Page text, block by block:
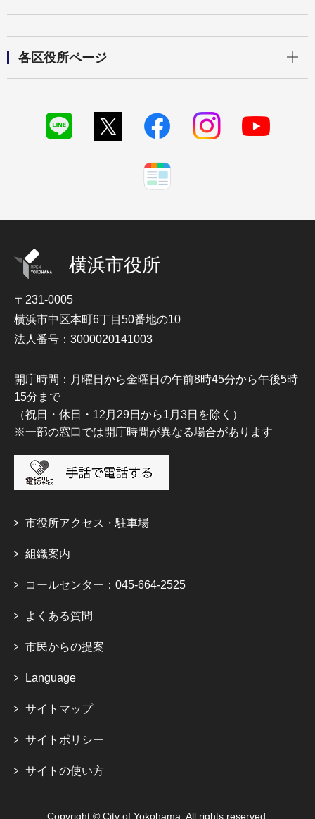
各区役所ページ
横浜市役所
〒231-0005
横浜市中区本町6丁目50番地の10
法人番号：3000020141003
開庁時間：月曜日から金曜日の午前8時45分から午後5時
15分まで
（祝日・休日・12月29日から1月3日を除く）
※一部の窓口では開庁時間が異なる場合があります
市役所アクセス・駐車場
組織案内
コールセンター：045-664-2525
よくある質問
市民からの提案
Language
サイトマップ
サイトポリシー
サイトの使い方
Copyright © City of Yokohama. All rights reserved.